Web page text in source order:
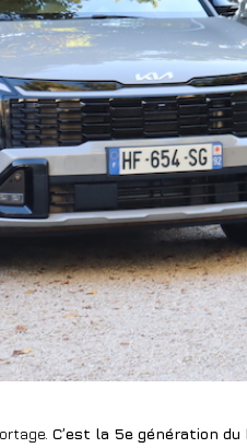
C’est la 5e génération